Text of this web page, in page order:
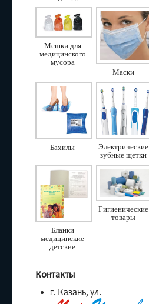
Мешки для
медицинского
мусора
Маски
Бахилы
Электрические
зубные щетки
Бланки
медицинские
детские
Гигиенические
товары
Контакты
г. Казань, ул.